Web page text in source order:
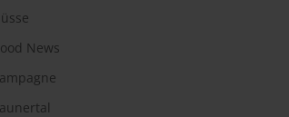
News